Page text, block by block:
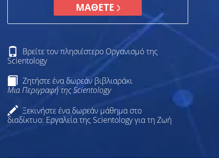
ΜΑΘΕΤΕ
Βρείτε τον πλησιέστερο Οργανισμό της
Scientology
Ζητήστε ένα δωρεάν βιβλιαράκι
Μια Περιγραφή της Scientology
Ξεκινήστε ένα δωρεάν μάθημα στο
διαδίκτυο: Εργαλεία της Scientology για τη Ζωή